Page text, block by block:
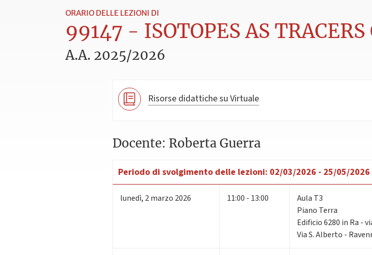
ORARIO DELLE LEZIONI DI
99147 - ISOTOPES AS
A.A. 2025/2026
Risorse didattiche su Virtuale
Docente: Roberta Guerra
Periodo di svolgimento delle lezioni: 02/03/2026 - 25/05/2026
lunedì, 2marzo 2026 11:00 - 13:00
Aula T3
Piano Terra
Edificio 6280 in Ra -
Via S. Alberto -